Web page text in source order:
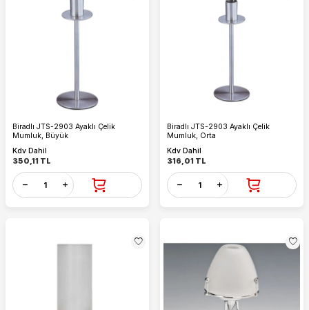
Biradlı JTS-2903 Ayaklı Çelik
Mumluk, Büyük
Kdv Dahil
350,11 TL
Biradlı JTS-2903 Ayaklı Çelik
Mumluk, Orta
Kdv Dahil
316,01 TL